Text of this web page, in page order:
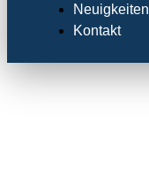
Neuigkeiten
Kontakt